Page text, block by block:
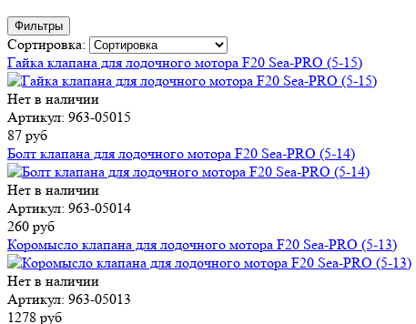
Фильтры
Сортировка:
Гайка клапана для лодочного мотора F20 Sea-PRO (5-15)
Нет в наличии
Артикул: 963-05015
87 руб
Болт клапана для лодочного мотора F20 Sea-PRO (5-14)
Нет в наличии
Артикул: 963-05014
260 руб
Коромысло клапана для лодочного мотора F20 Sea-PRO (5-13)
Нет в наличии
Артикул: 963-05013
1278 руб